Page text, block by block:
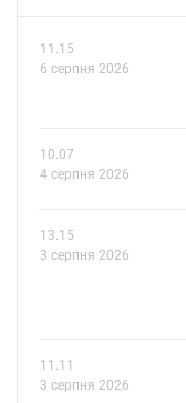
11.15
6 серпня 2026
10.07
4 серпня 2026
13.15
3 серпня 2026
11.11
3 серпня 2026